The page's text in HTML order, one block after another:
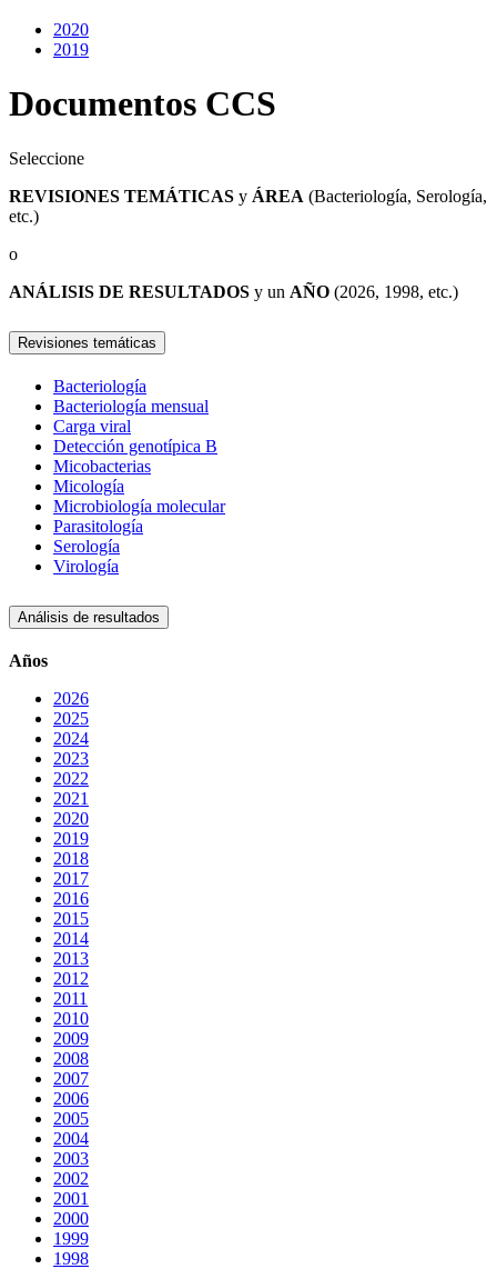
2020
2019
Documentos CCS
Seleccione
REVISIONES TEMÁTICAS y ÁREA (Bacteriología, Serología,
etc.)
o
ANÁLISIS DE RESULTADOS y un AÑO (2026, 1998, etc.)
Revisiones temáticas
Bacteriología
Bacteriología mensual
Carga viral
Detección genotípica B
Micobacterias
Micología
Microbiología molecular
Parasitología
Serología
Virología
Análisis de resultados
Años
2026
2025
2024
2023
2022
2021
2020
2019
2018
2017
2016
2015
2014
2013
2012
2011
2010
2009
2008
2007
2006
2005
2004
2003
2002
2001
2000
1999
1998